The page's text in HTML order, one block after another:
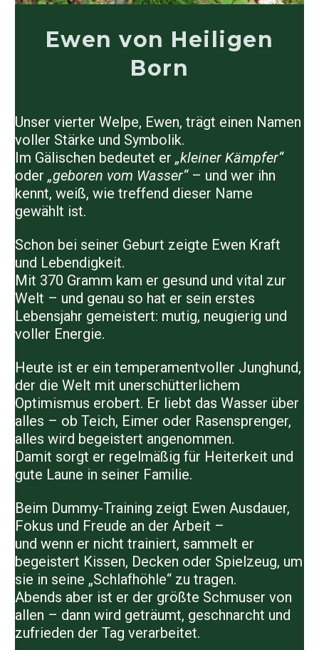
Ewen von Heiligen
Born
Unser vierter Welpe, Ewen, trägt einen Namen
voller Stärke und Symbolik.
Im Gälischen bedeutet er „kleiner Kämpfer“
oder „geboren vom Wasser“– und wer ihn
kennt, weiß, wie treffend dieser Name
gewählt ist.
Schon bei seiner Geburt zeigte Ewen Kraft
und Lebendigkeit.
Mit 370 Gramm kam er gesund und vital zur
Welt – und genau so hat er sein erstes
Lebensjahr gemeistert: mutig, neugierig und
voller Energie.
Heute ist er ein temperamentvoller Junghund,
der die Welt mit unerschütterlichem
Optimismus erobert. Er liebt das Wasser über
alles – ob Teich, Eimer oder Rasensprenger,
alles wird begeistert angenommen.
Damit sorgt er regelmäßig für Heiterkeit und
gute Laune in seiner Familie.
Beim Dummy-Training zeigt Ewen Ausdauer,
Fokus und Freude an der Arbeit –
und wenn er nicht trainiert, sammelt er
begeistert Kissen, Decken oder Spielzeug, um
sie in seine „Schlafhöhle“ zu tragen.
Abends aber ist er der größte Schmuser von
allen – dann wird geträumt, geschnarcht und
zufrieden der Tag verarbeitet.